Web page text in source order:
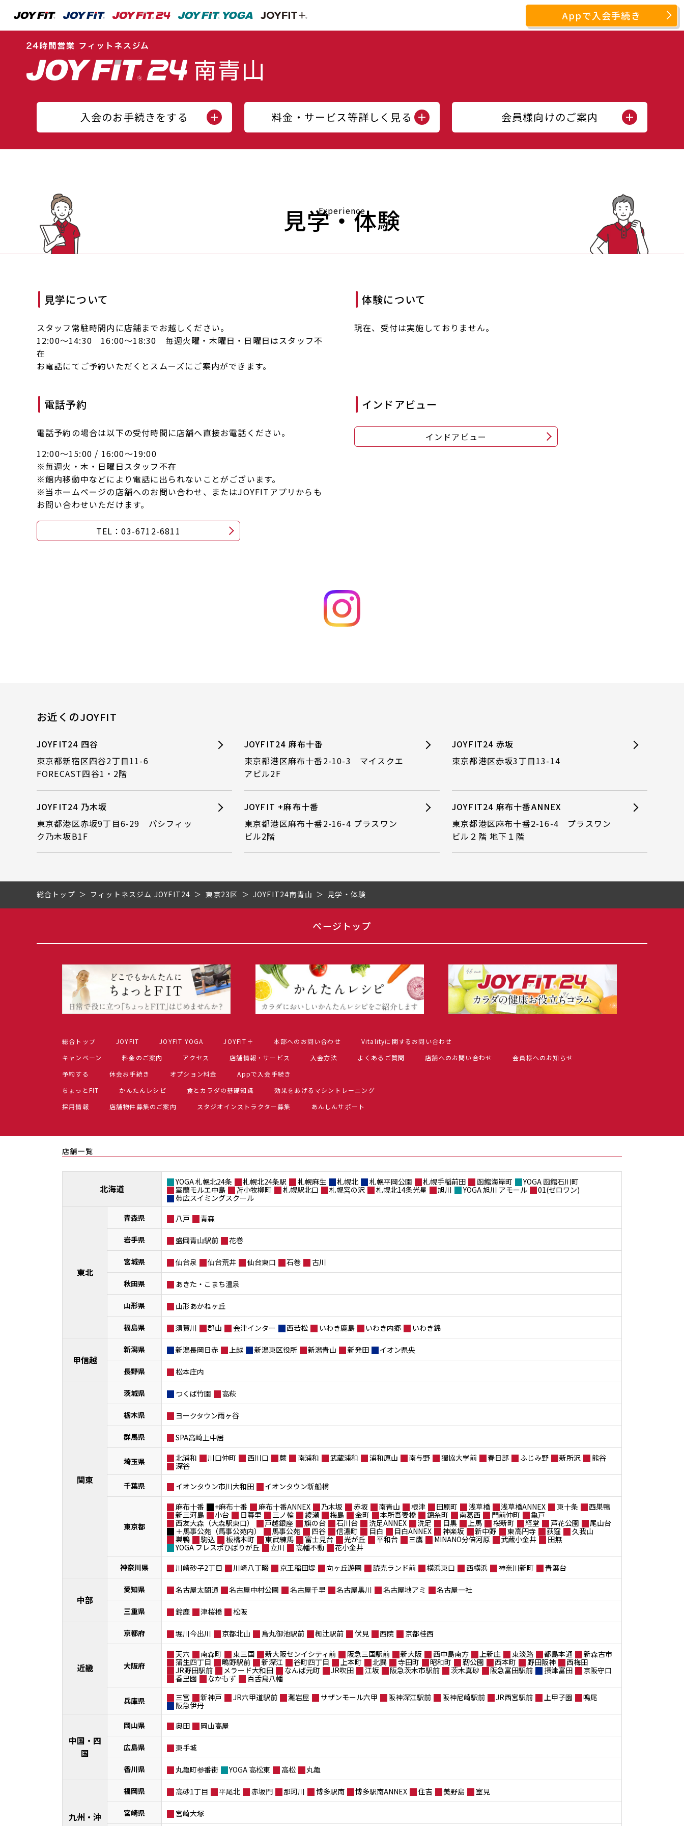
Appで入会手続き
入会のお手続きをする 料金・サービス等詳しく見る 会員様向けのご案内
Experience
見学・体験
見学について
スタッフ常駐時間内に店舗までお越しください。
12:00～14:30 16:00～18:30 毎週火曜・木曜日・日曜日はスタッフ不
在
お電話にてご予約いただくとスムーズにご案内ができます。
体験について
現在、受付は実施しておりません。
電話予約
電話予約の場合は以下の受付時間に店舗へ直接お電話ください。
12:00～15:00 / 16:00～19:00
※毎週火・木・日曜日スタッフ不在
※館内移動中などにより電話に出られないことがございます。
※当ホームページの店舗へのお問い合わせ、またはJOYFITアプリからも
お問い合わせいただけます。
TEL：03-6712-6811
インドアビュー
インドアビュー
お近くのJOYFIT
JOYFIT24 四谷
東京都新宿区四谷2丁目11-6
FORECAST四谷1・2階
JOYFIT24 麻布十番
東京都港区麻布十番2-10-3 マイスクエ
アビル2F
JOYFIT24 赤坂
東京都港区赤坂3丁目13-14
JOYFIT24 乃木坂
東京都港区赤坂9丁目6-29 パシフィッ
ク乃木坂B1F
JOYFIT +麻布十番
東京都港区麻布十番2-16-4 プラスワン
ビル2階
JOYFIT24 麻布十番ANNEX
東京都港区麻布十番2-16-4 プラスワン
ビル２階 地下１階
総合トップ フィットネスジム JOYFIT24 東京23区 JOYFIT24南青山 見学・体験
ページトップ
総合トップ JOYFIT JOYFIT YOGA JOYFIT＋ 本部へのお問い合わせ
Vitalityに関するお問い合わせ
キャンペーン
料金のご案内 アクセス 店舗情報・サービス 入会方法 よくあるご質問 店舗へのお問い合わせ
会員様へのお知らせ
予約する
休会お手続き オプション料金
Appで入会手続き
ちょっとFIT
かんたんレシピ 食とカラダの基礎知識
効果をあげるマシントレーニング
採用情報
店舗物件募集のご案内 スタジオインストラクター募集 あんしんサポート
店舗一覧
北海道
YOGA 札幌北24条 札幌北24条駅 札幌麻生 札幌北 札幌平岡公園 札幌手稲前田 函館海岸町
YOGA 函館石川町
室蘭モルエ中島
苫小牧柳町 札幌駅北口 札幌宮の沢 札幌北14条光星 旭川 YOGA 旭川 アモール
01(ゼロワン)
帯広スイミングスクール
東北
青森県 八戸 青森
岩手県 盛岡青山駅前 花巻
宮城県 仙台泉 仙台荒井 仙台東口 石巻 古川
秋田県 あきた・こまち温泉
山形県 山形あかねヶ丘
福島県 須賀川 郡山 会津インター 西若松 いわき鹿島 いわき内郷 いわき錦
甲信越
新潟県 新潟長岡日赤 上越 新潟東区役所 新潟青山 新発田 イオン県央
長野県 松本庄内
関東
茨城県 つくば竹園 高萩
栃木県 ヨークタウン雨ヶ谷
群馬県 SPA高崎上中居
埼玉県 北浦和 川口仲町 西川口 蕨 南浦和 武蔵浦和 浦和原山 南与野 獨協大学前 春日部 ふじみ野 新所沢
熊谷
深谷
千葉県
イオンタウン市川大和田 イオンタウン新船橋
東京都
麻布十番 +麻布十番 麻布十番ANNEX 乃木坂 赤坂 南青山 根津 田原町 浅草橋 浅草橋ANNEX 東十条
西巣鴨
新三河島
小台 日暮里 三ノ輪 綾瀬 梅島 金町 本所吾妻橋 錦糸町 南葛西 門前仲町
亀戸
西友大森（大森駅東口）
戸越銀座 旗の台 石川台 洗足ANNEX 洗足 目黒 上馬 桜新町 経堂 芦花公園
尾山台
＋馬事公苑（馬事公苑内）
馬事公苑 四谷 信濃町 目白 目白ANNEX 神楽坂 新中野 東高円寺 荻窪
久我山
巣鴨
駒込 板橋本町 東武練馬 富士見台 光が丘 平和台 三鷹 MINANO分倍河原 武蔵小金井
田無
YOGA フレスポひばりが丘
立川 高幡不動
花小金井
神奈川県
川崎砂子2丁目 川崎八丁畷 京王稲田堤 向ヶ丘遊園 読売ランド前 横浜東口 西横浜 神奈川新町 青葉台
中部
愛知県 名古屋太閤通 名古屋中村公園 名古屋千早 名古屋黒川 名古屋地アミ 名古屋一社
三重県 鈴鹿 津桜橋 松阪
近畿
京都府 堀川今出川 京都北山 烏丸御池駅前 椥辻駅前 伏見 西院 京都桂西
大阪府
天六 南森町 東三国 新大阪センイシティ前 阪急三国駅前 新大阪 西中島南方 上新庄 東淡路 都島本通
新森古市
蒲生四丁目
鴫野駅前 新深江 谷町四丁目 上本町 北巽 寺田町 昭和町 靭公園 西本町 野田阪神
西梅田
JR野田駅前
メラード大和田 なんば元町 JR吹田 江坂 阪急茨木市駅前 茨木真砂 阪急富田駅前 摂津富田
京阪守口
香里園
なかもず 百舌鳥八幡
兵庫県 三宮 新神戸 JR六甲道駅前 灘岩屋 サザンモール六甲 阪神深江駅前 阪神尼崎駅前 JR西宮駅前 上甲子園
鳴尾
阪急伊丹
中国・四
国
岡山県 奥田 岡山高屋
広島県 東手城
香川県 丸亀町参番街 YOGA 高松東 高松 丸亀
九州・沖
福岡県 高砂1丁目 平尾北 赤坂門 那珂川 博多駅南 博多駅南ANNEX 住吉 美野島 室見
宮崎県 宮崎大塚